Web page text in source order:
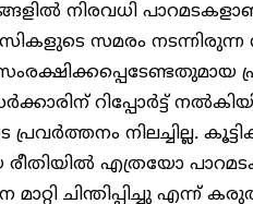
നിരവധി
സമരം
റിപ്പോർട്ട്
നിലച്ചില്ല.
എത്രയോ
ചിന്തിപ്പിച്ചു എന്ന്